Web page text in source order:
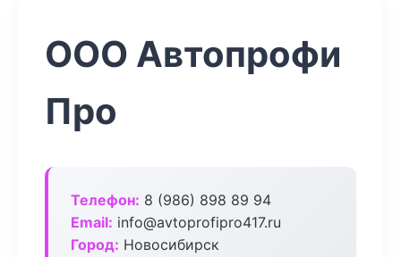
ООО Автопрофи
Про
Телефон: 8 (986) 898 89 94
Email: info@avtoprofipro417.ru
Город: Новосибирск